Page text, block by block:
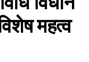
महत्व